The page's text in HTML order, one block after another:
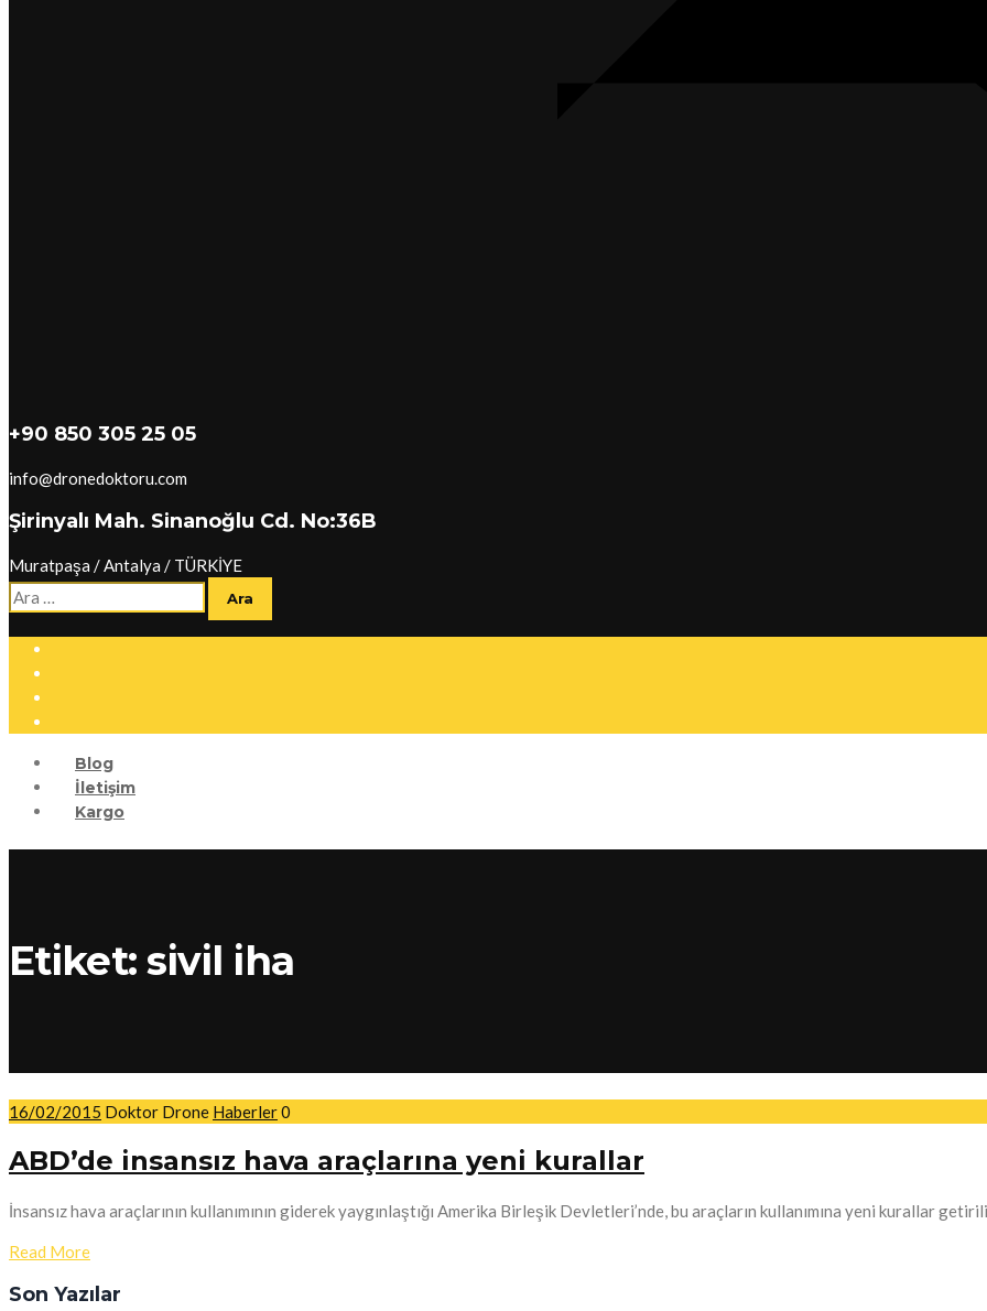
+90 850 305 25 05
info@dronedoktoru.com
Şirinyalı Mah. Sinanoğlu Cd. No:36B
Muratpaşa / Antalya / TÜRKİYE
Arama:
Blog
İletişim
Kargo
Etiket: sivil iha
16/02/2015 Doktor Drone Haberler0
ABD’de insansız hava araçlarına yeni kurallar
İnsansız hava araçlarının kullanımının giderek yaygınlaştığı Amerika Birleşik Devletleri’nde, bu araçların kullanımına yeni kurallar
Read More
Son Yazılar